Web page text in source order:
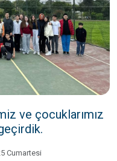
ve çocuklarımız
Cumartesi